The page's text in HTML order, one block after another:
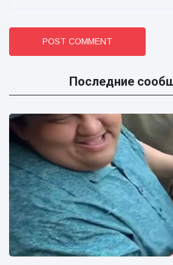
POST COMMENT
Последние